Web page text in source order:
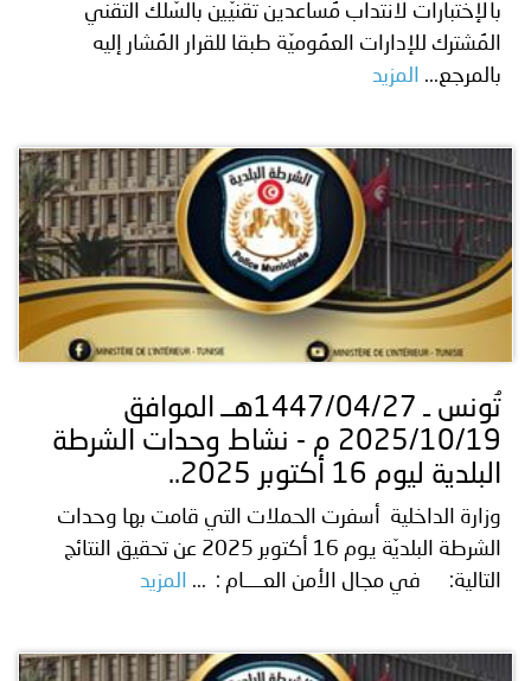
بالإختبارات لانتداب مُساعدين تقنيّين بالسّلك التقني
المُشترك للإدارات العمُوميّة طبقا للقرار المُشار إليه
بالمرجع...
المزيد
تُونس ـ 1447/04/27هــ الموافق
2025/10/19 م - نشاط وحدات الشرطة
البلدية ليوم 16 أكتوبر 2025..
وزارة الداخلية أسفرت الحملات التي قامت بها وحدات
الشرطة البلديّة يوم 16 أكتوبر 2025 عن تحقيق النتائج
التالية: في مجال الأمن العــــام : ...
المزيد